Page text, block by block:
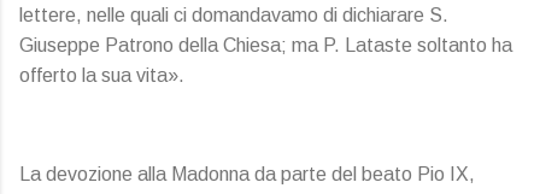
lettere, nelle quali ci domandavamo di dichiarare S.
Giuseppe Patrono della Chiesa; ma P. Lataste soltanto ha
offerto la sua vita».
La devozione alla Madonna da parte del beato Pio IX,